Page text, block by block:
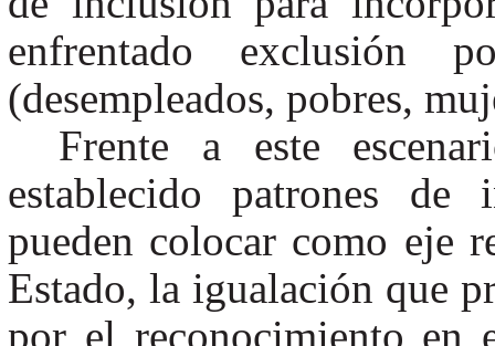
enfrentado exclusión
(desempleados, pobres,
Frente a este
establecido patrones de
pueden colocar como eje
Estado, la igualación que
por el reconocimiento en